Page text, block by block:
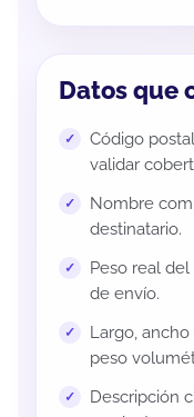
Datos que
Código
validar
Nombre
destinatario.
Peso real
de envío.
Largo,
peso
Descripción